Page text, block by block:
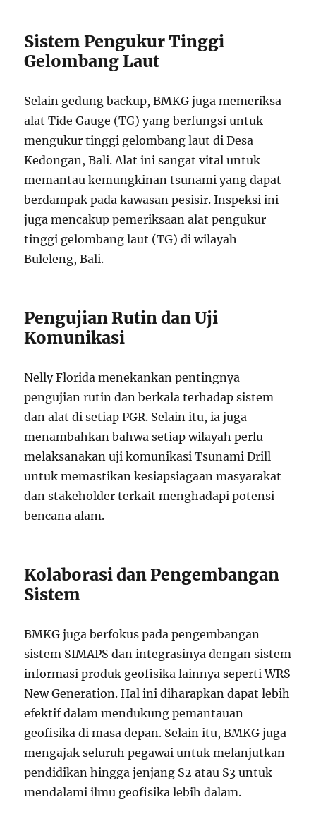
Sistem Pengukur Tinggi
Gelombang Laut
Selain gedung backup, BMKG juga memeriksa
alat Tide Gauge (TG) yang berfungsi untuk
mengukur tinggi gelombang laut di Desa
Kedongan, Bali. Alat ini sangat vital untuk
memantau kemungkinan tsunami yang dapat
berdampak pada kawasan pesisir. Inspeksi ini
juga mencakup pemeriksaan alat pengukur
tinggi gelombang laut (TG) di wilayah
Buleleng, Bali.
Pengujian Rutin dan Uji
Komunikasi
Nelly Florida menekankan pentingnya
pengujian rutin dan berkala terhadap sistem
dan alat di setiap PGR. Selain itu, ia juga
menambahkan bahwa setiap wilayah perlu
melaksanakan uji komunikasi Tsunami Drill
untuk memastikan kesiapsiagaan masyarakat
dan stakeholder terkait menghadapi potensi
bencana alam.
Kolaborasi dan Pengembangan
Sistem
BMKG juga berfokus pada pengembangan
sistem SIMAPS dan integrasinya dengan sistem
informasi produk geofisika lainnya seperti WRS
New Generation. Hal ini diharapkan dapat lebih
efektif dalam mendukung pemantauan
geofisika di masa depan. Selain itu, BMKG juga
mengajak seluruh pegawai untuk melanjutkan
pendidikan hingga jenjang S2 atau S3 untuk
mendalami ilmu geofisika lebih dalam.